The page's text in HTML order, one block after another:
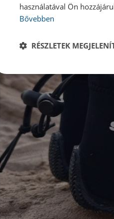
használatával Ön
Bővebben
RÉSZLETEK